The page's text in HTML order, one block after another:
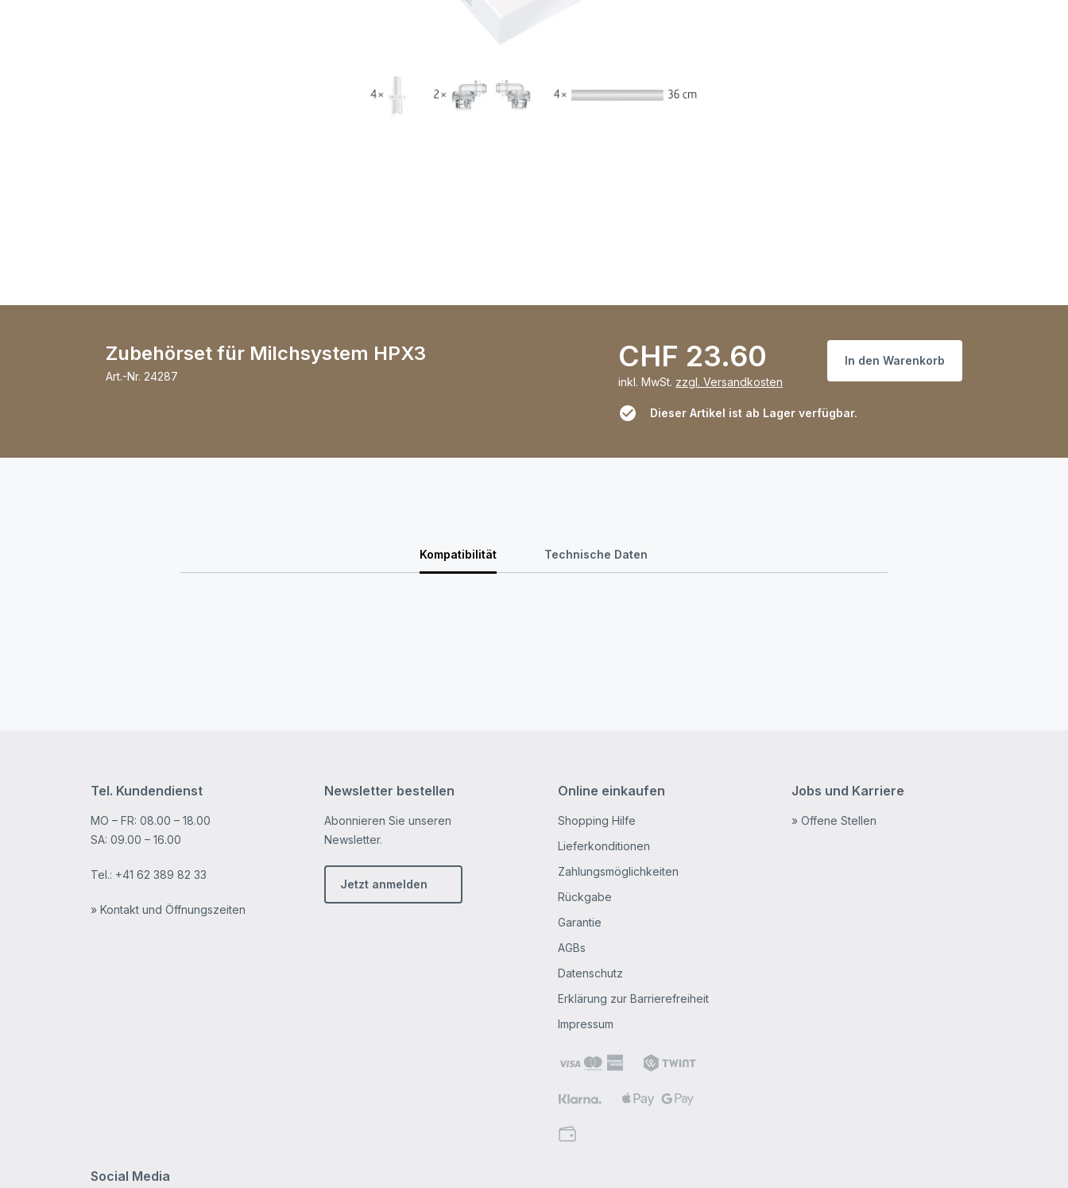
CHF 23.60
inkl. MwSt. zzgl. Versandkosten
In den Warenkorb
Dieser Artikel ist ab Lager verfügbar.
Zubehörset für Milchsystem HPX3
Art.-Nr. 24287
Kompatibilität Technische Daten
Tel. Kundendienst
MO – FR: 08.00 – 18.00
SA: 09.00 – 16.00
Tel.: +41 62 389 82 33
» Kontakt und Öffnungszeiten
Newsletter bestellen
Abonnieren Sie unseren
Newsletter.
Jetzt anmelden
Online einkaufen
Shopping Hilfe
Lieferkonditionen
Zahlungsmöglichkeiten
Rückgabe
Garantie
AGBs
Datenschutz
Erklärung zur Barrierefreiheit
Impressum
Jobs und Karriere
» Offene Stellen
Social Media